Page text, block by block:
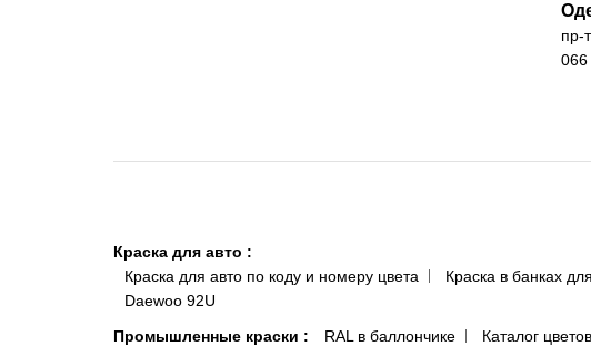
пр-
066
Краска для авто :
Краска для авто по коду и номеру цвета
Краска в банках
Daewoo 92U
Промышленные краски : RAL в баллончике Каталог